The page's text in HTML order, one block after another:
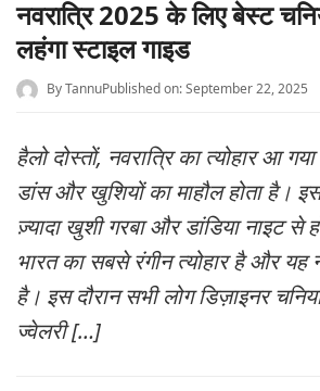
QUOTES
FASHION & STYLE
CONTACT NAME IDEAS
MORE
नवरात्रि 2025 के लिए बेस्ट
लहंगा स्टाइल गाइड
ByTannuPublished on: September 22, 2025
हैलो दोस्तों, नवरात्रि का त्योहार आ
डांस और खुशियों का माहौल होता है।
ज़्यादा खुशी गरबा और डांडिया नाइट से
भारत का सबसे रंगीन त्योहार है और यह
है। इस दौरान सभी लोग डिज़ाइनर
ज्वेलरी […]